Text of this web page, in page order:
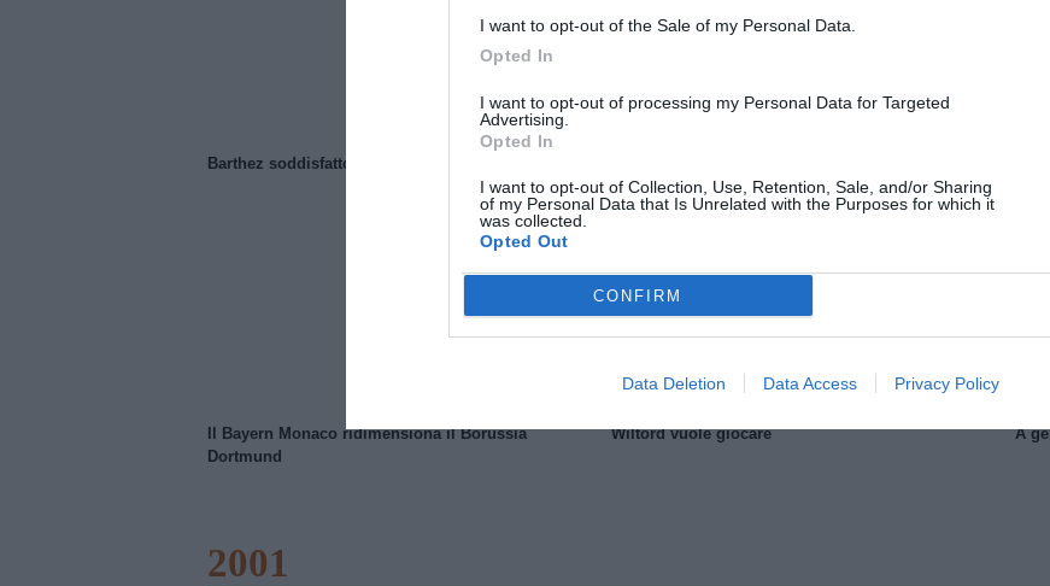
I want to opt-out of the Sale of my Personal Data.
Opted In
I want to opt-out of processing my Personal Data for Targeted
Advertising.
Opted In
I want to opt-out of Collection, Use, Retention, Sale, and/or Sharing
of my Personal Data that Is Unrelated with the Purposes for which it
was collected.
Opted Out
CONFIRM
Data Deletion Data Access Privacy Policy
Barthez soddisfatto del Manchester United
Il Bayern Monaco ridimensiona il Borussia
Dortmund
Wiltord vuole giocare A
2001